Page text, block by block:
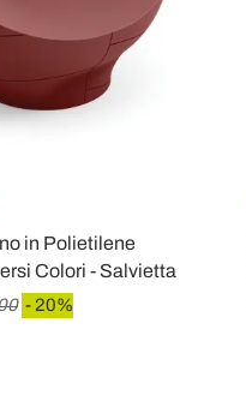
in Polietilene
Colori - Salvietta
- 20%